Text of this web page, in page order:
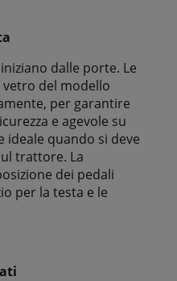
dalle porte. Le
del modello
per garantire
e agevole su
ideale quando si deve
trattore. La
dei pedali
per la testa e le